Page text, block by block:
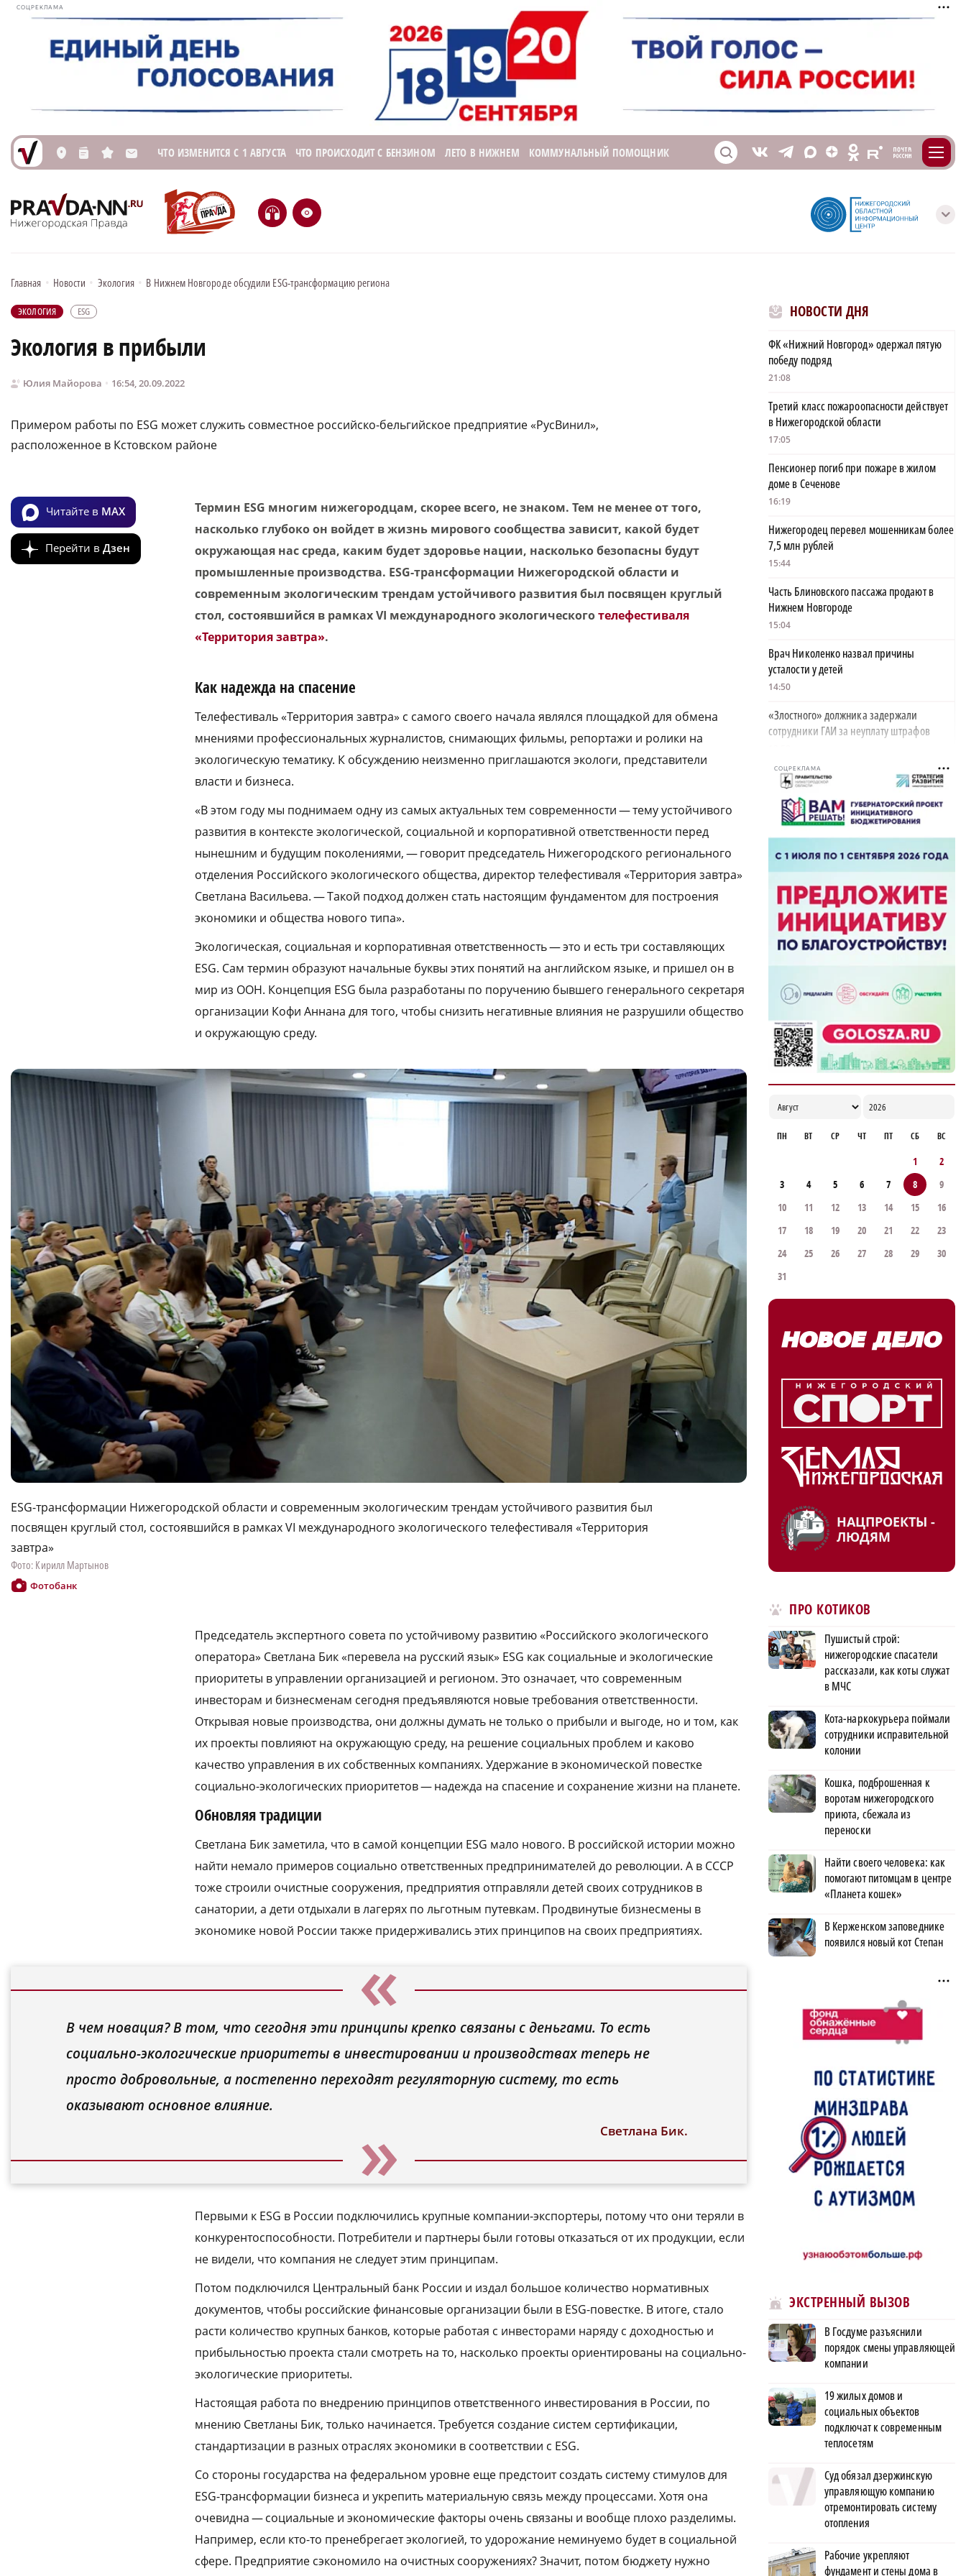
СОЦРЕКЛАМА
L n s M ЧТО ИЗМЕНИТСЯ С 1 АВГУСТА ЧТО ПРОИСХОДИТ С БЕНЗИНОМ ЛЕТО В НИЖНЕМ КОММУНАЛЬНЫЙ ПОМОЩНИК S V T X Z O E m
H e с
Главная • Новости • Экология • В Нижнем Новгороде обсудили ESG-трансформацию региона
ЭКОЛОГИЯ ESG
Экология в прибыли
Юлия Майорова 16:54, 20.09.2022
Примером работы по ESG может служить совместное российско-бельгийское предприятие «РусВинил»,
расположенное в Кстовском районе
Читайте в MAX
Перейти в Дзен
Термин ESG многим нижегородцам, скорее всего, не знаком. Тем не менее от того,
насколько глубоко он войдет в жизнь мирового сообщества зависит, какой будет
окружающая нас среда, каким будет здоровье нации, насколько безопасны будут
промышленные производства. ESG-трансформации Нижегородской области и
современным экологическим трендам устойчивого развития был посвящен круглый
стол, состоявшийся в рамках VI международного экологическоготелефестиваля
«Территория завтра».
Как надежда на спасение
Телефестиваль «Территория завтра» с самого своего начала являлся площадкой для обмена
мнениями профессиональных журналистов, снимающих фильмы, репортажи и ролики на
экологическую тематику. К обсуждению неизменно приглашаются экологи, представители
власти и бизнеса.
«В этом году мы поднимаем одну из самых актуальных тем современности — тему устойчивого
развития в контексте экологической, социальной и корпоративной ответственности перед
нынешним и будущим поколениями, — говорит председатель Нижегородского регионального
отделения Российского экологического общества, директор телефестиваля «Территория завтра»
Светлана Васильева. — Такой подход должен стать настоящим фундаментом для построения
экономики и общества нового типа».
Экологическая, социальная и корпоративная ответственность — это и есть три составляющих
ESG. Сам термин образуют начальные буквы этих понятий на английском языке, и пришел он в
мир из ООН. Концепция ESG была разработаны по поручению бывшего генерального секретаря
организации Кофи Аннана для того, чтобы снизить негативные влияния не разрушили общество
и окружающую среду.
ESG-трансформации Нижегородской области и современным экологическим трендам устойчивого развития был
посвящен круглый стол, состоявшийся в рамках VI международного экологического телефестиваля «Территория
завтра»
Фото: Кирилл Мартынов
Фотобанк
Председатель экспертного совета по устойчивому развитию «Российского экологического
оператора» Светлана Бик «перевела на русский язык» ESG как социальные и экологические
приоритеты в управлении организацией и регионом. Это означает, что современным
инвесторам и бизнесменам сегодня предъявляются новые требования ответственности.
Открывая новые производства, они должны думать не только о прибыли и выгоде, но и том, как
их проекты повлияют на окружающую среду, на решение социальных проблем и каково
качество управления в их собственных компаниях. Удержание в экономической повестке
социально-экологических приоритетов — надежда на спасение и сохранение жизни на планете.
Обновляя традиции
Светлана Бик заметила, что в самой концепции ESG мало нового. В российской истории можно
найти немало примеров социально ответственных предпринимателей до революции. А в СССР
тоже строили очистные сооружения, предприятия отправляли детей своих сотрудников в
санатории, а дети отдыхали в лагерях по льготным путевкам. Продвинутые бизнесмены в
экономике новой России также придерживались этих принципов на своих предприятиях.
В чем новация? В том, что сегодня эти принципы крепко связаны с деньгами. То есть
социально-экологические приоритеты в инвестировании и производствах теперь не
просто добровольные, а постепенно переходят регуляторную систему, то есть
оказывают основное влияние.
Светлана Бик.
Первыми к ESG в России подключились крупные компании-экспортеры, потому что они теряли в
конкурентоспособности. Потребители и партнеры были готовы отказаться от их продукции, если
не видели, что компания не следует этим принципам.
Потом подключился Центральный банк России и издал большое количество нормативных
документов, чтобы российские финансовые организации были в ESG-повестке. В итоге, стало
расти количество крупных банков, которые работая с инвесторами наряду с доходностью и
прибыльностью проекта стали смотреть на то, насколько проекты ориентированы на социально-
экологические приоритеты.
Настоящая работа по внедрению принципов ответственного инвестирования в России, по
мнению Светланы Бик, только начинается. Требуется создание систем сертификации,
стандартизации в разных отраслях экономики в соответствии с ESG.
Со стороны государства на федеральном уровне еще предстоит создать систему стимулов для
ESG-трансформации бизнеса и укрепить материальную связь между процессами. Хотя она
очевидна — социальные и экономические факторы очень связаны и вообще плохо разделимы.
Например, если кто-то пренебрегает экологией, то удорожание неминуемо будет в социальной
сфере. Предприятие сэкономило на очистных сооружениях? Значит, потом бюджету нужно
НОВОСТИ ДНЯ
ФК «Нижний Новгород» одержал пятую
победу подряд
21:08
Третий класс пожароопасности действует
в Нижегородской области
17:05
Пенсионер погиб при пожаре в жилом
доме в Сеченове
16:19
Нижегородец перевел мошенникам более
7,5 млн рублей
15:44
Часть Блиновского пассажа продают в
Нижнем Новгороде
15:04
Врач Николенко назвал причины
усталости у детей
14:50
«Злостного» должника задержали
сотрудники ГАИ за неуплату штрафов
Парк «Россия в миниатюре» на Бору
закрывается из-за отсутствия туристов
13:26
Найти своего человека: как помогают
питомцам в центре «Планета кошек»
13:00
У нижегородских абитуриентов стали
популярны инженерные направления
12:48
СОЦРЕКЛАМА
ПН ВТ СР ЧТ ПТ СБ ВС
1
2
3
4 5 6 7 8
9
10
11 12 13 14 15
16
17
18 19 20 21 22
23
24
25 26 27 28 29
30
31
НАЦПРОЕКТЫ -
ЛЮДЯМ
ПРО КОТИКОВ
Пушистый строй:
нижегородские спасатели
рассказали, как коты служат
в МЧС
Кота-наркокурьера поймали
сотрудники исправительной
колонии
Кошка, подброшенная к
воротам нижегородского
приюта, сбежала из
переноски
Найти своего человека: как
помогают питомцам в центре
«Планета кошек»
В Керженском заповеднике
появился новый кот Степан
ЭКСТРЕННЫЙ ВЫЗОВ
В Госдуме разъяснили
порядок смены управляющей
компании
19 жилых домов и
социальных объектов
подключат к современным
теплосетям
Суд обязал дзержинскую
управляющую компанию
отремонтировать систему
отопления
Рабочие укрепляют
фундамент и стены дома в